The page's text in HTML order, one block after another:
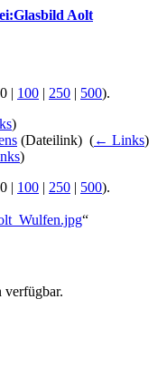
Aolt
| 100 | 250 | 500).
)
(Dateilink) ‎ (← Links)
)
| 100 | 250 | 500).
“
verfügbar.